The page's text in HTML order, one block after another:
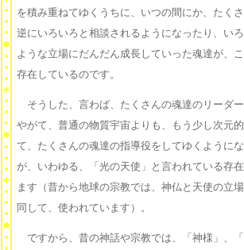
を積み重ねてゆくうちに、いつの間にか、たくさ
逆にいろいろと相談されるようになったり、い
ような立場にだんだん成長していった魂達が、こ
存在しているのです。
そうした、言わば、たくさんの魂達のリーダー
やがて、普通の物質宇宙よりも、もう少し次元
て、たくさんの魂達の指導役をしてゆくように
が、いわゆる、「光の天使」と言われている存
ます（昔から地球の宗教では、神仏と天使の立
同して、使われています）。
ですから、昔の神話や宗教では、「神様」、「